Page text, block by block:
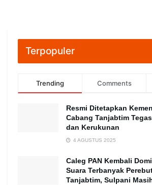
Terpopuler
Trending Comments
Resmi Ditetapkan
Cabang Tanjabtim
dan Kerukunan
4 AGUSTUS 2025
Caleg PAN Kembali
Suara Terbanyak
Tanjabtim, Sulpani